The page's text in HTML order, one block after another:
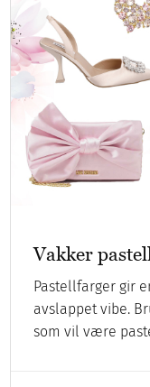
Vakker
Pastellfarger gir
avslappet vibe.
som vil være